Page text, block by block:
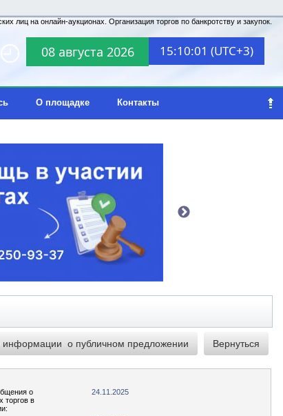
08 августа 2026 15:10:01 (UTC+3)
лиц на онлайн-аукционах. Организация торгов по банкротству и закупок.
О площадке Контакты
о
торгов в
24.11.2025